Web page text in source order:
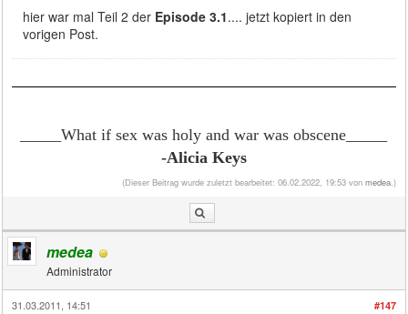
hier war mal Teil 2 der Episode 3.1.... jetzt kopiert in den
vorigen Post.
_____What if sex was holy and war was obscene
-Alicia Keys
(Dieser Beitrag wurde zuletzt bearbeitet: 06.02.2022, 19:53 von medea.)
medea
Administrator
#147
31.03.2011, 14:51